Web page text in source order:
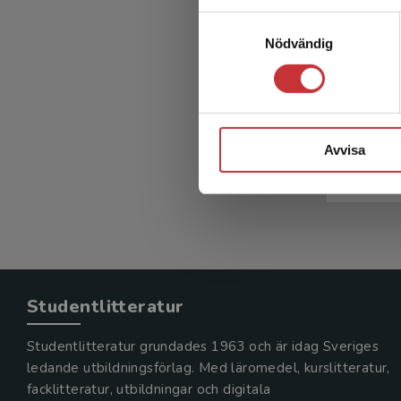
Nödvändig
Avvisa
(red.)
Studentlitteratur
Studentlitteratur grundades 1963 och är idag Sveriges
ledande utbildningsförlag. Med läromedel, kurslitteratur,
facklitteratur, utbildningar och digitala